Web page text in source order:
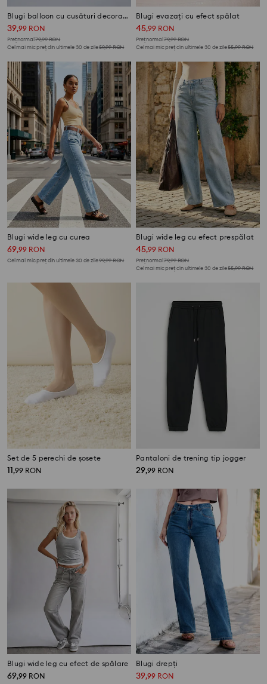
Blugi balloon cu cusături decorative
39,99 RON
Preț normal79,99RON
Cel mai mic preț din ultimele 30 de zile59,99RON
Blugi evazați cu efect spălat
45,99 RON
Preț normal79,99RON
Cel mai mic preț din ultimele 30 de zile55,99RON
Blugi wide leg cu curea
69,99 RON
Cel mai mic preț din ultimele 30 de zile99,99RON
Blugi wide leg cu efect prespălat
45,99 RON
Preț normal79,99RON
Cel mai mic preț din ultimele 30 de zile55,99RON
Set de 5 perechi de șosete
11,99 RON
Pantaloni de trening tip jogger
29,99 RON
Blugi wide leg cu efect de spălare
69,99 RON
Blugi drepți
39,99 RON